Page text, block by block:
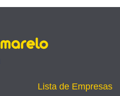
Lista de Empresas